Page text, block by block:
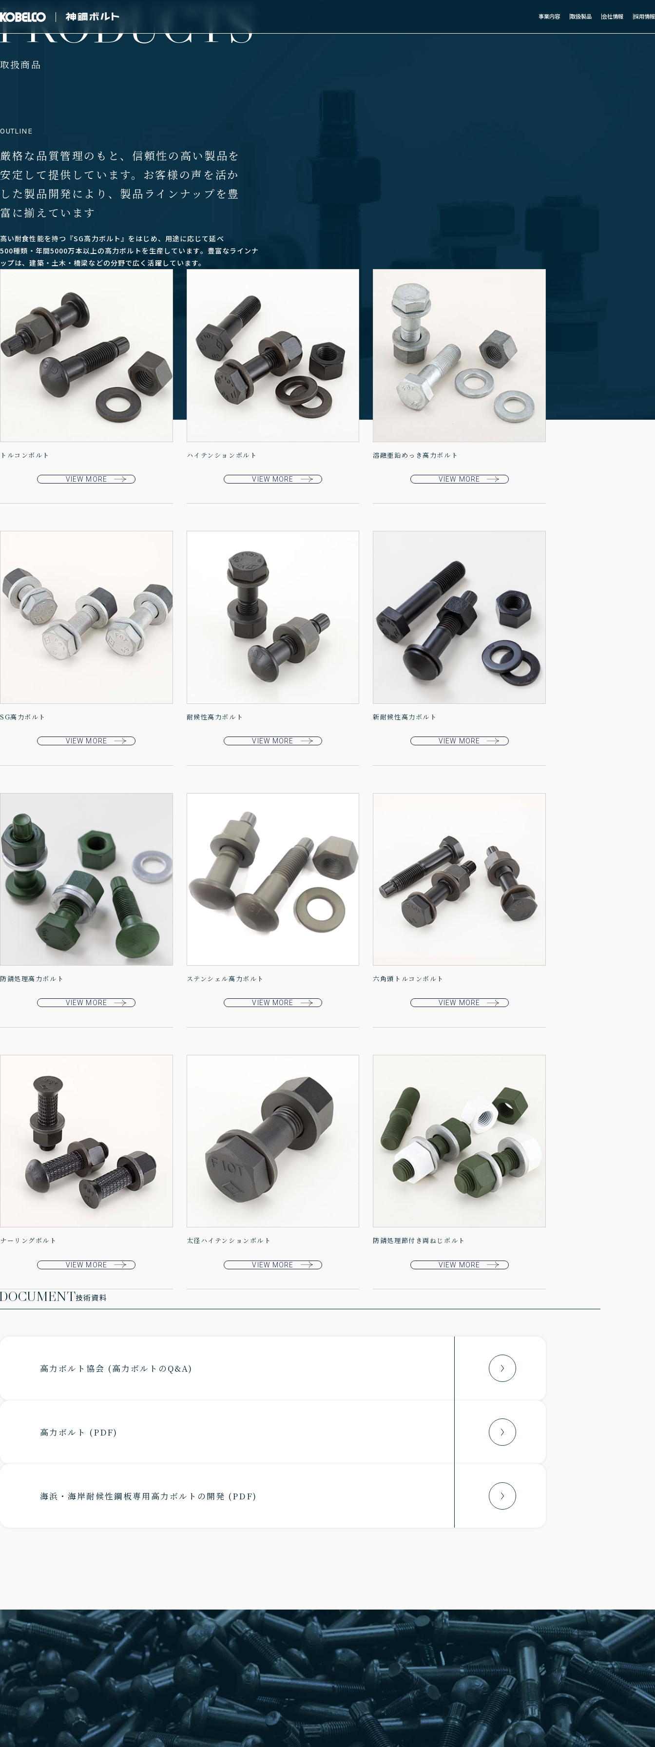
事業内容 取扱製品 会社情報 採用情報
RODUCTS
取扱商品
厳格な品質管理のもと、信頼性の高い製品を
安定して提供しています。お客様の声を活か
した製品開発により、製品ラインナップを豊
富に揃えています
高い耐食性能を持つ『SG高力ボルト』をはじめ、用途に応じて延べ
500種類・年間5000万本以上の高力ボルトを生産しています。豊富なラインナ
ップは、建築・土木・橋梁などの分野で広く活躍しています。
トルコンボルト
VIEW MORE
ハイテンションボルト
VIEW MORE
溶融亜鉛めっき高力ボルト
VIEW MORE
SG高力ボルト
VIEW MORE
耐候性高力ボルト
VIEW MORE
新耐候性高力ボルト
VIEW MORE
防錆処理高力ボルト
VIEW MORE
ステンシェル高力ボルト
VIEW MORE
六角頭トルコンボルト
VIEW MORE
ナーリングボルト
VIEW MORE
太径ハイテンションボルト
VIEW MORE
防錆処理節付き両ねじボルト
VIEW MORE
技術資料
高力ボルト協会 (高力ボルトのQ&A)
高力ボルト (PDF)
海浜・海岸耐候性鋼板専用高力ボルトの開発 (PDF)